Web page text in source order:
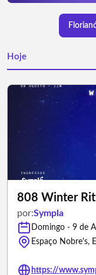
Hoje
808 Winter
por:Sympla
Domingo - 9 de